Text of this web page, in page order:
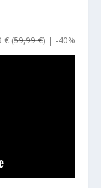
€ (59,99 €) | -40%